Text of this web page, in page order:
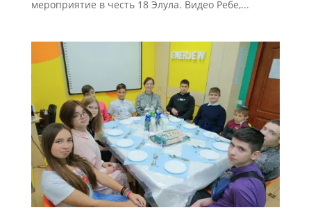
мероприятие в честь 18 Элула. Видео Ребе,...